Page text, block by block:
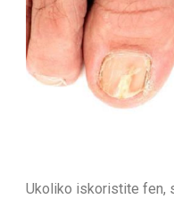
Ukoliko iskoristite fen,